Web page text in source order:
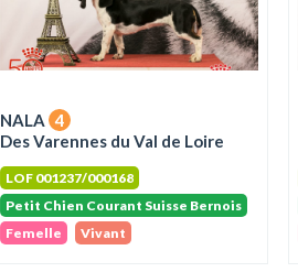
NALA 4
Des Varennes du Val de Loire
LOF 001237/000168
Petit Chien Courant Suisse Bernois
Femelle
Vivant